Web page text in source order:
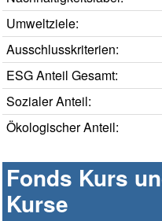
Umweltziele:
Ausschlusskriterien:
ESG Anteil Gesamt:
Sozialer Anteil:
Ökologischer Anteil:
Fonds Kurs
Kurse